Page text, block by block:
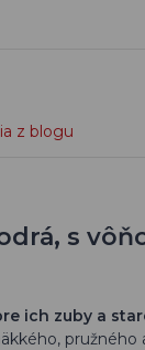
z blogu
s
ich zuby a
pružného